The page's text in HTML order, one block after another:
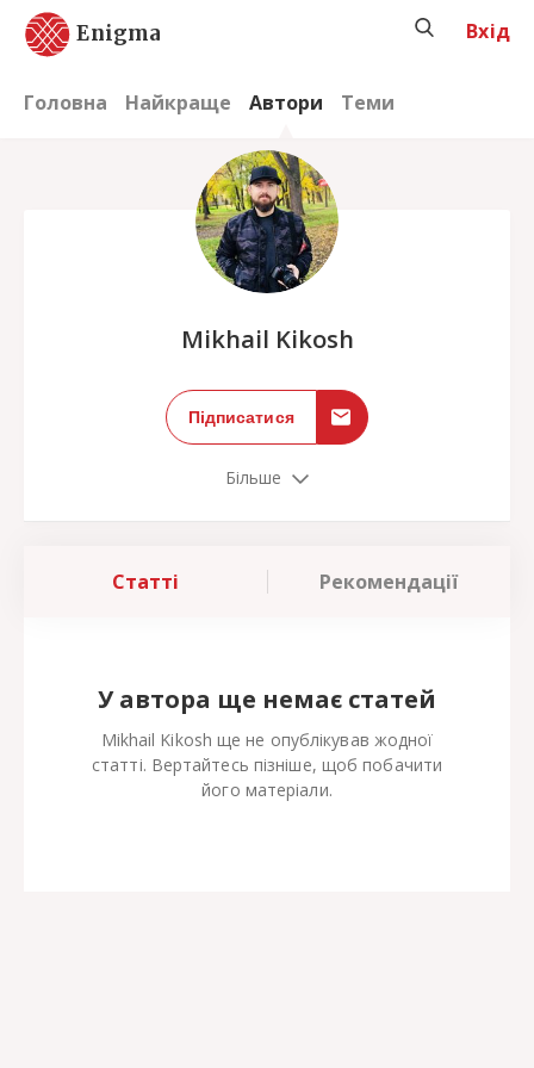
Enigma
Головна Найкраще Автори Теми
Вхід
Mikhail Kikosh
Підписатися
Більше
Статті Рекомендації
У автора ще немає статей
Mikhail Kikosh ще не опублікував жодної
статті. Вертайтесь пізніше, щоб побачити
його матеріали.